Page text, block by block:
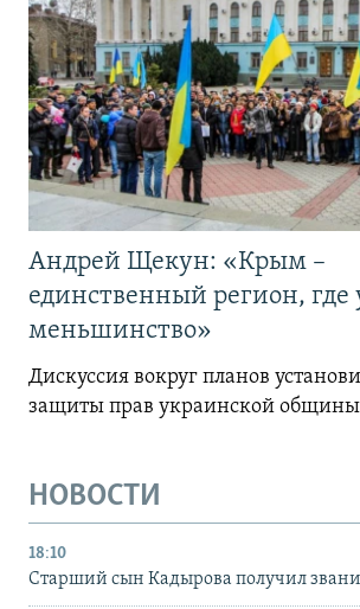
Андрей Щекун: «Крым –
единственный регион,
меньшинство»
Дискуссия вокруг планов
защиты прав украинской
НОВОСТИ
18:10
Старший сын Кадырова получил